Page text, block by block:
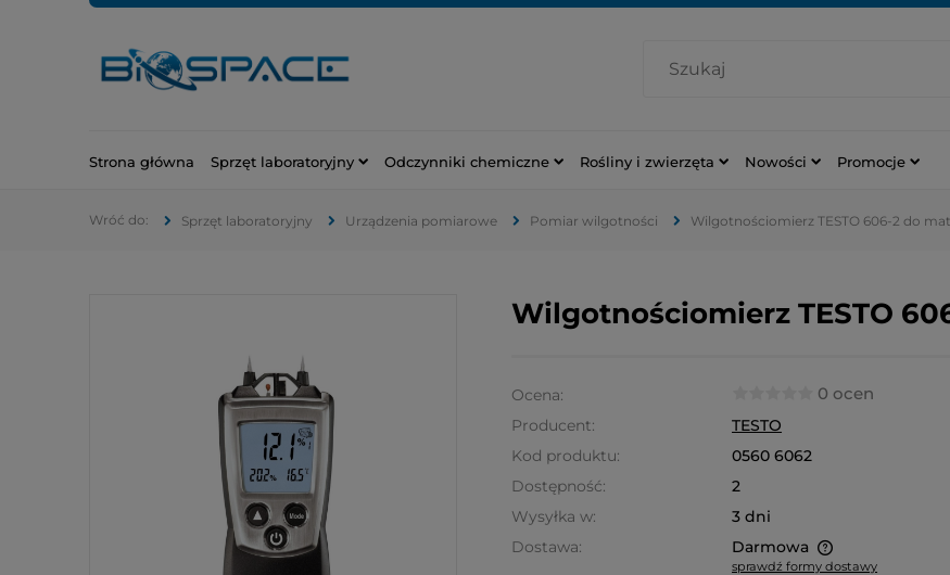
Strona główna Sprzęt laboratoryjny Odczynniki chemiczne Rośliny i zwierzęta Nowości Promocje
Sprzęt laboratoryjny Urządzenia pomiarowe Pomiar wilgotności Wilgotnościomierz TESTO 606-2 do
Wilgotnościomierz TESTO
Ocena: 0 ocen
Producent:
TESTO
Kod produktu:
0560 6062
Dostępność:
2
Wysyłka w:
3 dni
Dostawa:
Darmowa
sprawdź formy dostawy